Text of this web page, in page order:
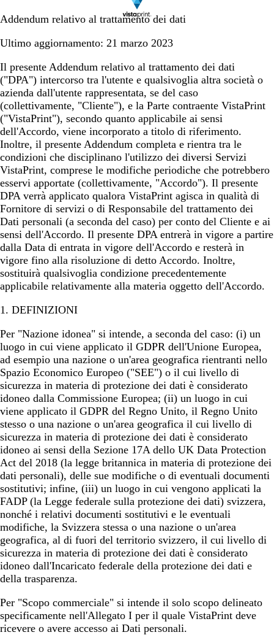
Addendum relativo al trattamento dei dati
Ultimo aggiornamento: 21 marzo 2023
Il presente Addendum relativo al trattamento dei dati
("DPA") intercorso tra l'utente e qualsivoglia altra società o
azienda dall'utente rappresentata, se del caso
(collettivamente, "Cliente"), e la Parte contraente VistaPrint
("VistaPrint"), secondo quanto applicabile ai sensi
dell'Accordo, viene incorporato a titolo di riferimento.
Inoltre, il presente Addendum completa e rientra tra le
condizioni che disciplinano l'utilizzo dei diversi Servizi
VistaPrint, comprese le modifiche periodiche che potrebbero
esservi apportate (collettivamente, "Accordo"). Il presente
DPA verrà applicato qualora VistaPrint agisca in qualità di
Fornitore di servizi o di Responsabile del trattamento dei
Dati personali (a seconda del caso) per conto del Cliente e ai
sensi dell'Accordo. Il presente DPA entrerà in vigore a partire
dalla Data di entrata in vigore dell'Accordo e resterà in
vigore fino alla risoluzione di detto Accordo. Inoltre,
sostituirà qualsivoglia condizione precedentemente
applicabile relativamente alla materia oggetto dell'Accordo.
1. DEFINIZIONI
Per "Nazione idonea" si intende, a seconda del caso: (i) un
luogo in cui viene applicato il GDPR dell'Unione Europea,
ad esempio una nazione o un'area geografica rientranti nello
Spazio Economico Europeo ("SEE") o il cui livello di
sicurezza in materia di protezione dei dati è considerato
idoneo dalla Commissione Europea; (ii) un luogo in cui
viene applicato il GDPR del Regno Unito, il Regno Unito
stesso o una nazione o un'area geografica il cui livello di
sicurezza in materia di protezione dei dati è considerato
idoneo ai sensi della Sezione 17A dello UK Data Protection
Act del 2018 (la legge britannica in materia di protezione dei
dati personali), delle sue modifiche o di eventuali documenti
sostitutivi; infine, (iii) un luogo in cui vengono applicati la
FADP (la Legge federale sulla protezione dei dati) svizzera,
nonché i relativi documenti sostitutivi e le eventuali
modifiche, la Svizzera stessa o una nazione o un'area
geografica, al di fuori del territorio svizzero, il cui livello di
sicurezza in materia di protezione dei dati è considerato
idoneo dall'Incaricato federale della protezione dei dati e
della trasparenza.
Per "Scopo commerciale" si intende il solo scopo delineato
specificamente nell'Allegato I per il quale VistaPrint deve
ricevere o avere accesso ai Dati personali.